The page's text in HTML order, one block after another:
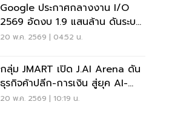
Google ประกาศกลางงาน I/O
2569 อัดงบ 1.9 แสนล้าน ดันระบบ
นิเวศ AI โต 7 เท่า
20 พ.ค. 2569 | 04:52 น.
กลุ่ม JMART เปิด J.AI Arena ดัน
ธุรกิจค้าปลีก-การเงิน สู่ยุค AI-
Driven
20 พ.ค. 2569 | 10:19 น.